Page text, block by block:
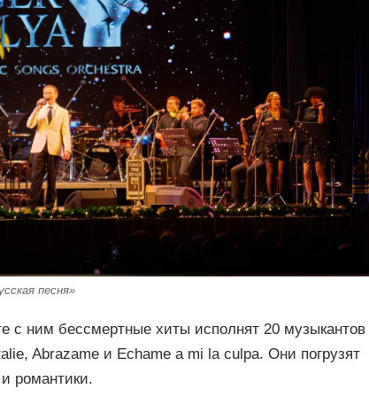
песня»
с ним бессмертные хиты исполнят 20 музыкантов
Abrazame и Echame a mi la culpa. Они погрузят
романтики.